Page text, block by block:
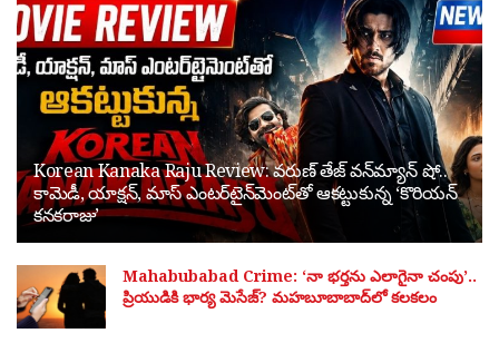
Korean Kanaka Raju Review: వరుణ్ తేజ్ వన్‌మ్యాన్ షో..
కామెడీ, యాక్షన్, మాస్ ఎంటర్‌టైన్‌మెంట్‌తో ఆకట్టుకున్న ‘కొరియన్
కనకరాజు’
Mahabubabad Crime: ‘నా భర్తను ఎలాగైనా చంపు’..
ప్రియుడికి భార్య మెసేజ్? మహబూబాబాద్‌లో కలకలం